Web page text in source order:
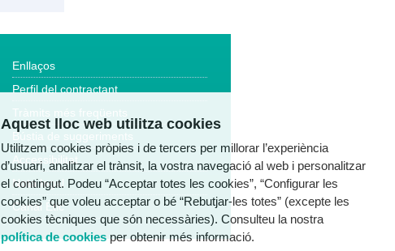
Enllaços
Perfil del contractant
Tràmits més freqüents
Bústia de suggeriments
Accessibilitat
Nota legal
Canal Ètic
Aquest lloc web utilitza cookies
Utilitzem cookies pròpies i de tercers per millorar l’experiència
d’usuari, analitzar el trànsit, la vostra navegació al web i personalitzar
el contingut. Podeu “Acceptar totes les cookies”, “Configurar les
cookies” que voleu acceptar o bé “Rebutjar-les totes” (excepte les
cookies tècniques que són necessàries). Consulteu la nostra
política de cookiesper obtenir més informació.